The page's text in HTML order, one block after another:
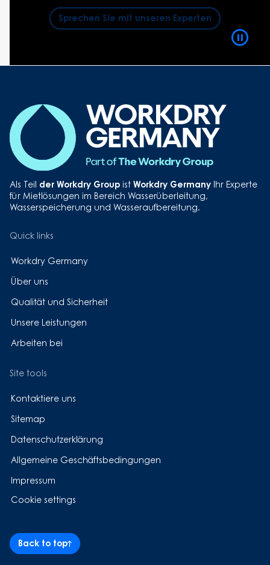
Video
Sprechen Sie mit unseren Experten
Als Teil der Workdry Group ist Workdry Germany Ihr Experte
für Mietlösungen im Bereich Wasserüberleitung,
Wasserspeicherung und Wasseraufbereitung.
Quick links
Workdry Germany
Über uns
Qualität und Sicherheit
Unsere Leistungen
Arbeiten bei
Site tools
Kontaktiere uns
Sitemap
Datenschutzerklärung
Allgemeine Geschäftsbedingungen
Impressum
Cookie settings
Back to top